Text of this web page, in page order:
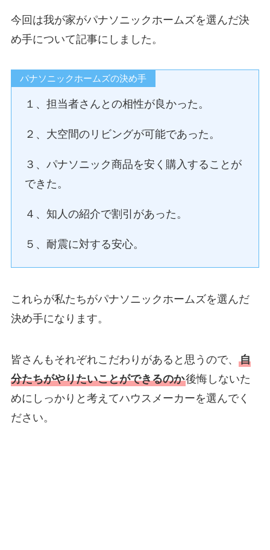
今回は我が家がパナソニックホームズを選んだ決
め手について記事にしました。
パナソニックホームズの決め手
１、担当者さんとの相性が良かった。
２、大空間のリビングが可能であった。
３、パナソニック商品を安く購入することが
できた。
４、知人の紹介で割引があった。
５、耐震に対する安心。
これらが私たちがパナソニックホームズを選んだ
決め手になります。
皆さんもそれぞれこだわりがあると思うので、 自
分たちがやりたいことができるのか後悔しないた
めにしっかりと考えてハウスメーカーを選んでく
ださい。